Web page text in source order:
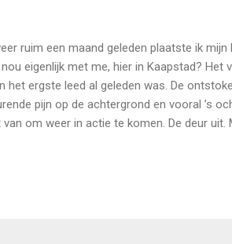
ruim een maand geleden plaatste ik
eigenlijk met me, hier in Kaapstad?
het ergste leed al geleden was. De
pijn op de achtergrond en vooral ’s
van om weer in actie te komen. De deur uit.
in Nederland hadden ons doen